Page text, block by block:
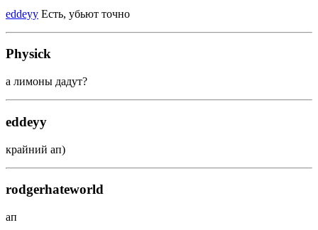
eddeyy Есть, убьют точно
Physick
а лимоны дадут?
eddeyy
крайний ап)
rodgerhateworld
ап